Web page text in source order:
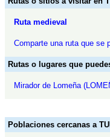
Ruta medieval
Comparte una ruta que se
Rutas o lugares que
Mirador de Lomeña
Poblaciones cercanas a